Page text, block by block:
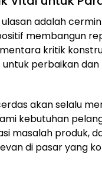
adalah
membangun
kritik
untuk perbaikan
akan selalu
kebutuhan
masalah produk,
di pasar yang